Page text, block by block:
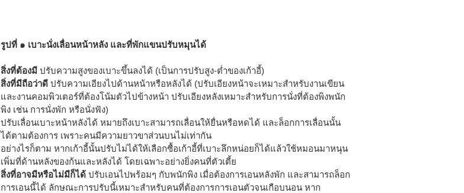
รูปที่ ๑ เบาะนั่งเลื่อนหน้าหลัง และที่พักแขนปรับหมุนได้
สิ่งที่ต้องมี ปรับความสูงของเบาะขึ้นลงได้ (เป็นการปรับสูง-ต่ำของเก้าอี้)
สิ่งที่มีถือว่าดี ปรับความเอียงไปด้านหน้าหรือหลังได้ (ปรับเอียงหน้าจะเหมาะสำหรับงานเขียน
และงานคอมพิวเตอร์ที่ต้องโน้มตัวไปข้างหน้า ปรับเอียงหลังเหมาะสำหรับการนั่งที่ต้องพิงพนัก
พิง เช่น การนั่งพัก หรือนั่งฟัง)
ปรับเลื่อนเบาะหน้าหลังได้ หมายถึงเบาะสามารถเลื่อนให้ยื่นหรือหดได้ และล็อกการเลื่อนนั้น
ได้ตามต้องการ เพราะคนมีความยาวขาส่วนบนไม่เท่ากัน
อย่างไรก็ตาม หากเก้าอี้นั้นปรับไม่ได้ให้เลือกซื้อเก้าอี้ที่เบาะลึกหน่อยก็ได้แล้วใช้หมอนมาหนุน
เพิ่มที่ด้านหลังของก้นและหลังได้ โดยเฉพาะอย่างยิ่งคนที่ตัวเตี้ย
สิ่งที่อาจมีหรือไม่มีก็ได้ ปรับเอนไปพร้อมๆ กับพนักพิง เมื่อต้องการเอนหลังพัก และสามารถล็อก
การเอนนี้ได้ ลักษณะการปรับนี้เหมาะสำหรับคนที่ต้องการการเอนตัวจนเกือบนอน หาก